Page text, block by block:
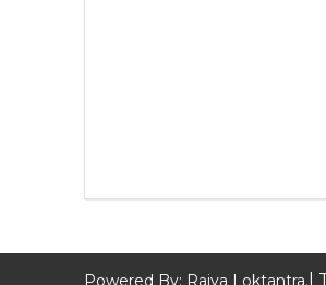
Powered By: Rajya Loktantra. |